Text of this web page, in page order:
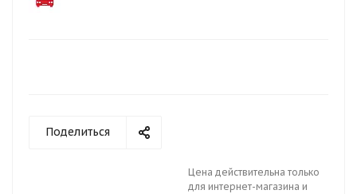
Поделиться
Цена действительна только
для интернет-магазина и